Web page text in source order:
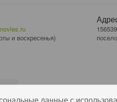
и воскресенья)